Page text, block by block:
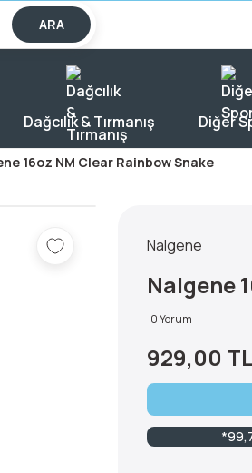
BEDAVA!
ARA
Dağcılık & Tırmanış Diğer
16oz NM Clear Rainbow Snake
Nalgene
Nalgene
0 Yorum
929,00 TL